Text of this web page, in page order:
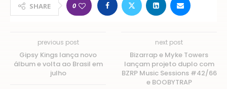
SHARE 0
previous post
Gipsy Kings lança novo
álbum e volta ao Brasil em
julho
next post
Bizarrap e Myke Towers
lançam projeto duplo com
BZRP Music Sessions #42/66
e BOOBYTRAP